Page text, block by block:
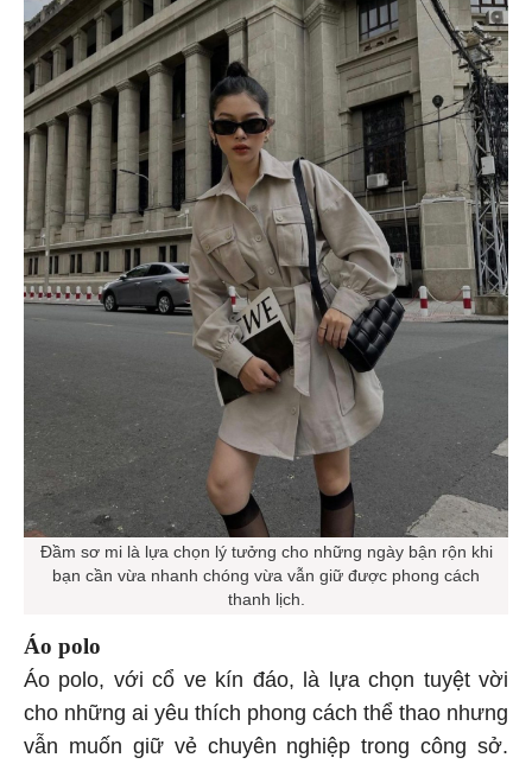
Đầm sơ mi là lựa chọn lý tưởng cho những ngày bận rộn khi
bạn cần vừa nhanh chóng vừa vẫn giữ được phong cách
thanh lịch.
Áo polo
Áo polo, với cổ ve kín đáo, là lựa chọn tuyệt vời
cho những ai yêu thích phong cách thể thao nhưng
vẫn muốn giữ vẻ chuyên nghiệp trong công sở.